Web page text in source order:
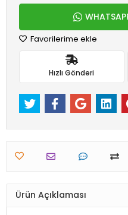
Favorilerime ekle
Hızlı Gönderi
Ürün Açıklaması